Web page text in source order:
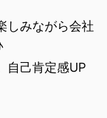
しみながら会社
自己肯定感UP